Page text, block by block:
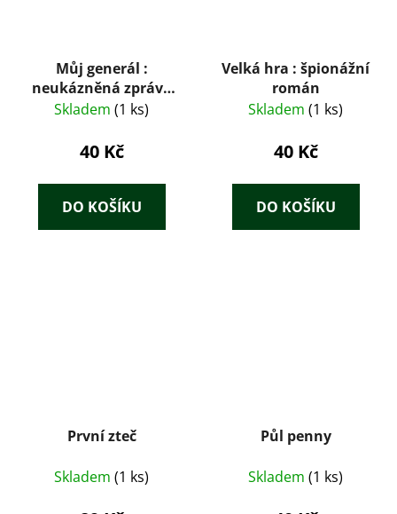
Můj generál :
neukázněná zpráva
štábního rotmistra
Skladem (1 ks)
40 Kč
DO KOŠÍKU
Velká hra : špionážní
román
Skladem (1 ks)
40 Kč
DO KOŠÍKU
První zteč
Skladem (1 ks)
Půl penny
Skladem (1 ks)